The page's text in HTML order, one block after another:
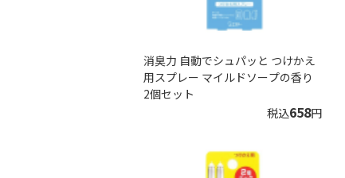
消臭力 自動でシュパッと つけかえ
用スプレー マイルドソープの香り
2個セット
税込658円